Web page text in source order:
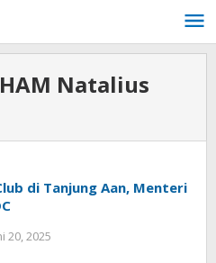
Natalius
di Tanjung Aan, Menteri
20, 2025